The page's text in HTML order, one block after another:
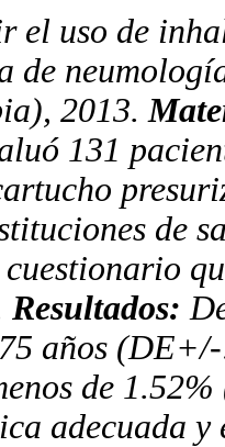
el uso de
de
2013.
131
de
Resultados:
años
de
adecuada